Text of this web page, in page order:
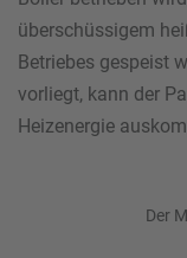
überschüssigem
Betriebes gespeist
vorliegt, kann der
Heizenergie
Der